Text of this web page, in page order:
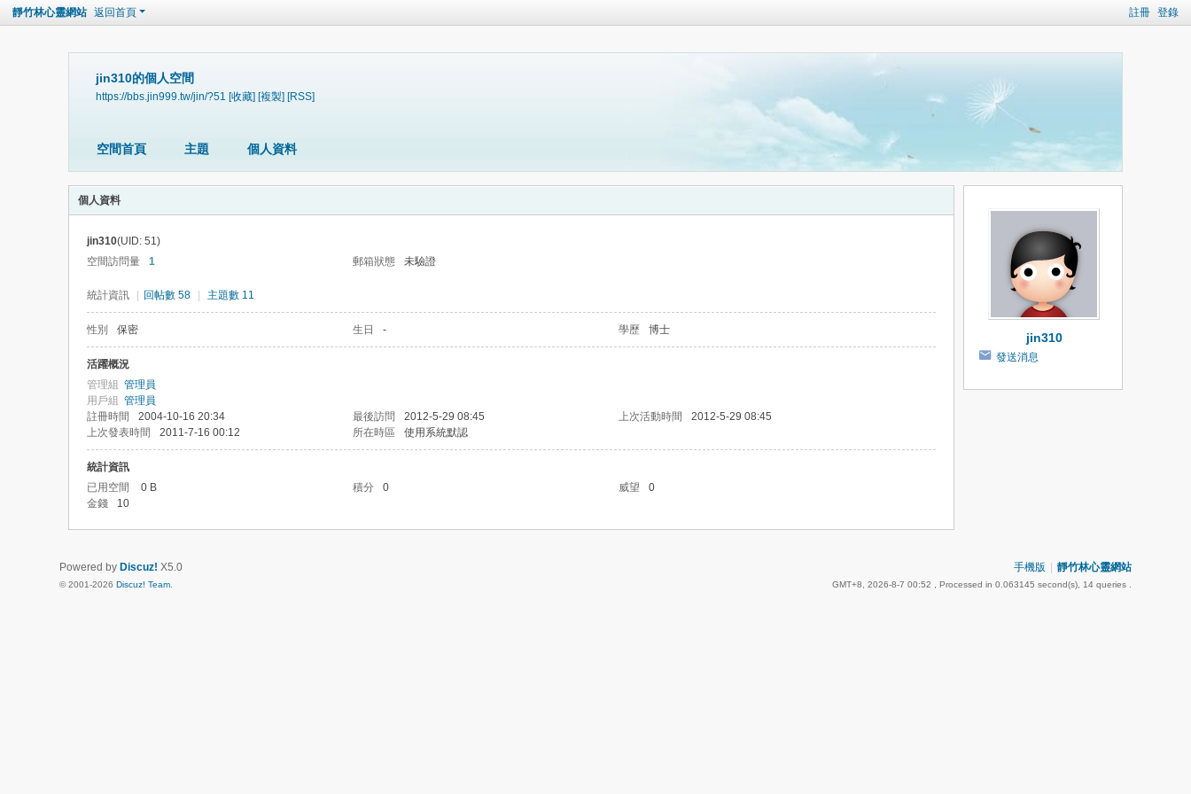
註冊 登錄
靜竹林心靈網站 返回首頁
jin310的個人空間
https://bbs.jin999.tw/jin/?51 [收藏] [複製] [RSS]
空間首頁 主題 個人資料
個人資料
jin310(UID: 51)
空間訪問量
1 郵箱狀態 未驗證
統計資訊 回帖數 58 主題數 11
性別 保密 生日 - 學歷 博士
活躍概況
管理組 管理員
用戶組 管理員
註冊時間
2004-10-16 20:34 最後訪問 2012-5-29 08:45 上次活動時間
2012-5-29 08:45
上次發表時間
2011-7-16 00:12 所在時區 使用系統默認
統計資訊
已用空間
0 B 積分 0 威望
0
金錢
10
jin310
發送消息
手機版 靜竹林心靈網站
GMT+8, 2026-8-7 00:52 , Processed in 0.063145 second(s), 14 queries .
Powered by Discuz! X5.0
© 2001-2026 Discuz! Team